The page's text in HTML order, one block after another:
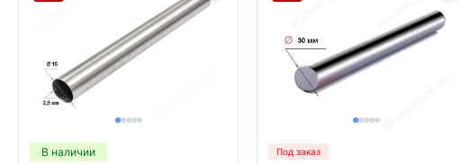
В наличии Под заказ